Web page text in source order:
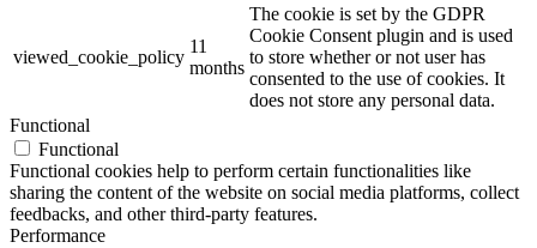
viewed_cookie_policy
11
months
The cookie is set by the GDPR
Cookie Consent plugin and is used
to store whether or not user has
consented to the use of cookies. It
does not store any personal data.
Functional
Functional
Functional cookies help to perform certain functionalities like
sharing the content of the website on social media platforms, collect
feedbacks, and other third-party features.
Performance